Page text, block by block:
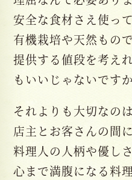
安全な食材さえ使っ
有機栽培や天然もの
提供する値段を考え
もいいじゃないですか
それよりも大切なのは
店主とお客さんの間
料理人の人柄や優し
心まで満腹になる料理